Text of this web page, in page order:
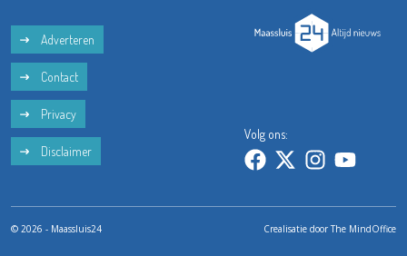
Adverteren
Contact
Privacy
Disclaimer
Volg ons:
© 2026 - Maassluis24 Crealisatie doorThe MindOffice